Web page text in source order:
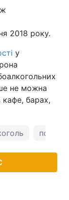
2018 року.
у
не можна
барах,
погода